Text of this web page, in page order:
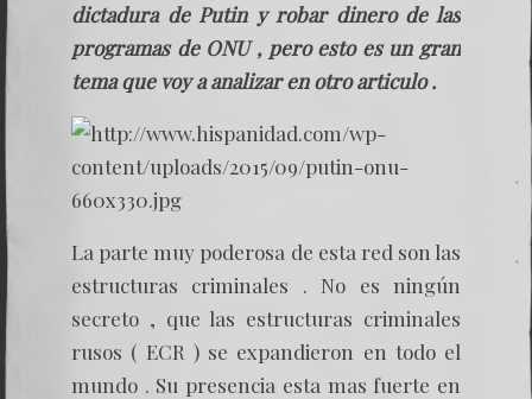
dictadura de Putin y robar dinero de las
programas de ONU , pero esto es un gran
tema que voy a analizar en otro articulo .
La parte muy poderosa de esta red son las
estructuras criminales . No es ningún
secreto , que las estructuras criminales
rusos ( ECR ) se expandieron en todo el
mundo . Su presencia esta mas fuerte en